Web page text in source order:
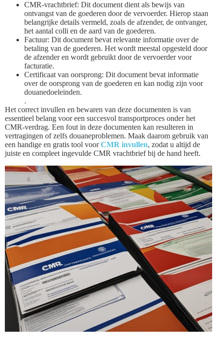
CMR-vrachtbrief: Dit document dient als bewijs van
ontvangst van de goederen door de vervoerder. Hierop staan
belangrijke details vermeld, zoals de afzender, de ontvanger,
het aantal colli en de aard van de goederen.
Factuur: Dit document bevat relevante informatie over de
betaling van de goederen. Het wordt meestal opgesteld door
de afzender en wordt gebruikt door de vervoerder voor
facturatie.
Certificaat van oorsprong: Dit document bevat informatie
over de oorsprong van de goederen en kan nodig zijn voor
douanedoeleinden.
.
Het correct invullen en bewaren van deze documenten is van
essentieel belang voor een succesvol transportproces onder het
CMR-verdrag. Een fout in deze documenten kan resulteren in
vertragingen of zelfs douaneproblemen. Maak daarom gebruik van
een handige en gratis tool voorCMR invullen, zodat u altijd de
juiste en compleet ingevulde CMR vrachtbrief bij de hand heeft.